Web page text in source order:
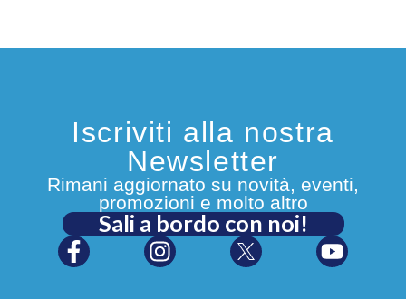
Iscriviti alla nostra
Newsletter
Rimani aggiornato su novità, eventi,
promozioni e molto altro
Sali a bordo con noi!